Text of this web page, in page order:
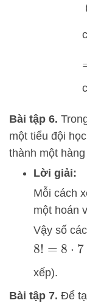
Bài tập 6.
một tiểu đội
thành một
Lời giải:
Mỗi cách
một hoán
Vậy số
8! =8 ⋅7 ⋅ 6⋅
xếp).
Bài tập 7. Để